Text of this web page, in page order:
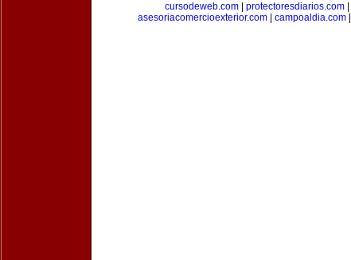
cursodeweb.com
protectoresdiarios.com
asesoriacomercioexterior.com
campoaldia.com